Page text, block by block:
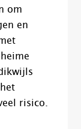
om
en
risico.